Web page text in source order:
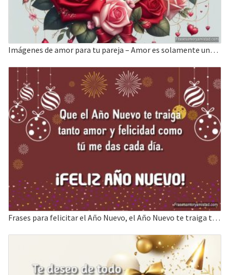
Imágenes de amor para tu pareja – Amor es solamente una palabra
Frases para felicitar el Año Nuevo, el Año Nuevo te traiga tanto amor y felicidad.